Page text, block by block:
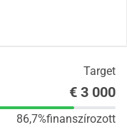
Target
€ 3 000
86,7%finanszírozott